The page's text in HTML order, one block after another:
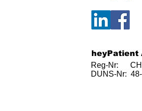
heyPatient
Reg-Nr:
DUNS-Nr: